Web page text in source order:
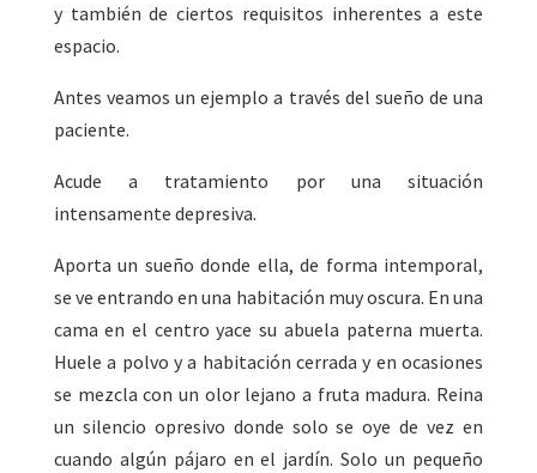
y también de ciertos requisitos inherentes a este
espacio.
Antes veamos un ejemplo a través del sueño de una
paciente.
Acude a tratamiento por una situación
intensamente depresiva.
Aporta un sueño donde ella, de forma intemporal,
se ve entrando en una habitación muy oscura. En una
cama en el centro yace su abuela paterna muerta.
Huele a polvo y a habitación cerrada y en ocasiones
se mezcla con un olor lejano a fruta madura. Reina
un silencio opresivo donde solo se oye de vez en
cuando algún pájaro en el jardín. Solo un pequeño